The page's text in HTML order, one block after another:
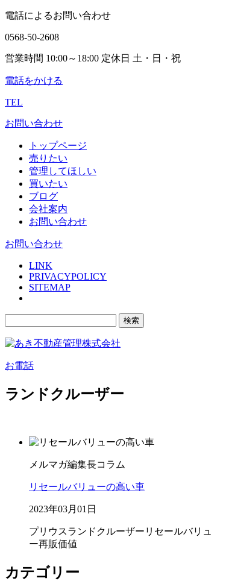
電話によるお問い合わせ
0568-50-2608
営業時間 10:00～18:00 定休日 土・日・祝
電話をかける
TEL
お問い合わせ
トップページ
売りたい
管理してほしい
買いたい
ブログ
会社案内
お問い合わせ
お問い合わせ
LINK
PRIVACYPOLICY
SITEMAP
お電話
ランドクルーザー
メルマガ編集長コラム
リセールバリューの高い車
2023年03月01日
プリウスランドクルーザー リセールバリュ
ー再販価値
カテゴリー